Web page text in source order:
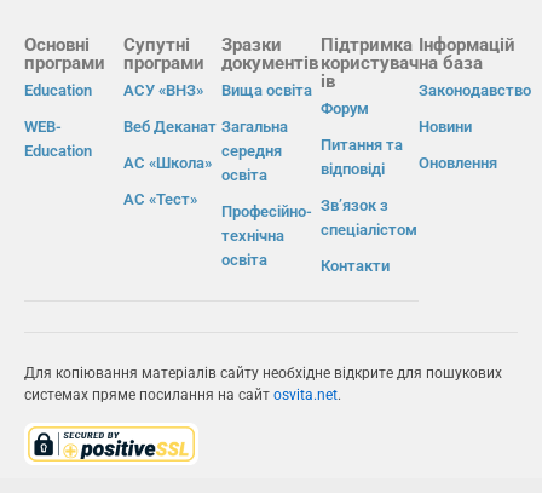
Основні
програми
Education
WEB-
Education
Супутні
програми
АСУ «ВНЗ»
Веб Деканат
АС «Школа»
АС «Тест»
Зразки
документів
Вища освіта
Загальна
середня
освіта
Професійно-
технічна
освіта
Підтримка
користувач
ів
Форум
Питання та
відповіді
Зв’язок з
спеціалістом
Контакти
Інформацій
на база
Законодавство
Новини
Оновлення
Для копіювання матеріалів сайту необхідне відкрите для пошукових
системах пряме посилання на сайт osvita.net.